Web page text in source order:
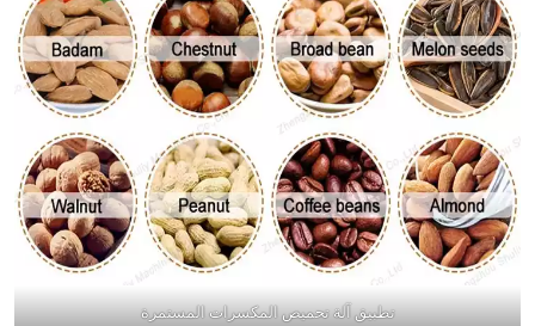
تطبيق آلة تحميص المكسرات المستمرة